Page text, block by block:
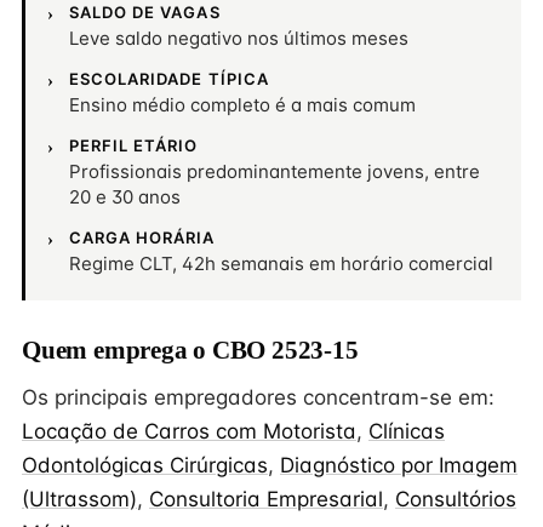
SALDO DE VAGAS
Leve saldo negativo nos últimos meses
ESCOLARIDADE TÍPICA
Ensino médio completo é a mais comum
PERFIL ETÁRIO
Profissionais predominantemente jovens, entre
20 e 30 anos
CARGA HORÁRIA
Regime CLT, 42h semanais em horário comercial
Quem emprega o CBO 2523-15
Os principais empregadores concentram-se em:
Locação de Carros com Motorista, Clínicas
Odontológicas Cirúrgicas, Diagnóstico por Imagem
(Ultrassom), Consultoria Empresarial, Consultórios